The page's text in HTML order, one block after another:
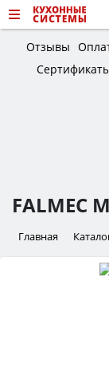
Отзывы
FALMEC
Главная